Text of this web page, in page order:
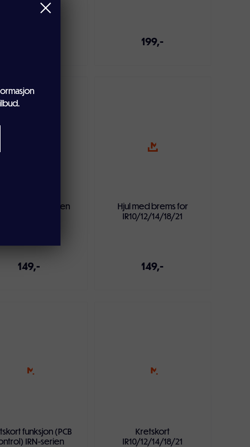
i handlekurven
199,-
låsbare IRN-serien
149,-
Hjul med brems for
IR10/12/14/18/21
149,-
funksjon (PCB
IRN-serien
Kretskort
IR10/12/14/18/21